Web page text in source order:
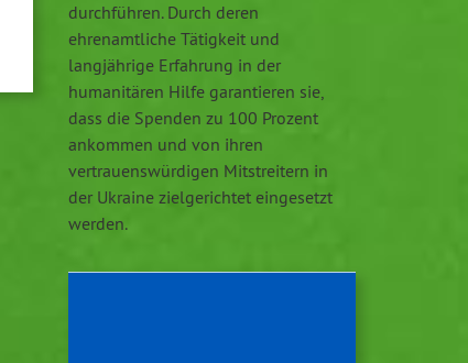
durchführen. Durch deren
ehrenamtliche Tätigkeit und
langjährige Erfahrung in der
humanitären Hilfe garantieren sie,
dass die Spenden zu 100 Prozent
ankommen und von ihren
vertrauenswürdigen Mitstreitern in
der Ukraine zielgerichtet eingesetzt
werden.